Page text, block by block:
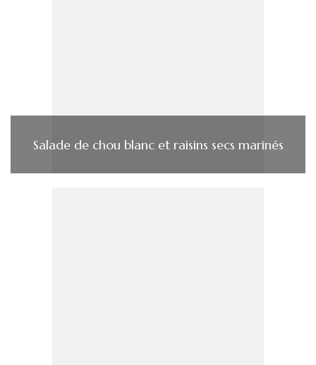
Salade de chou blanc et raisins secs marinés